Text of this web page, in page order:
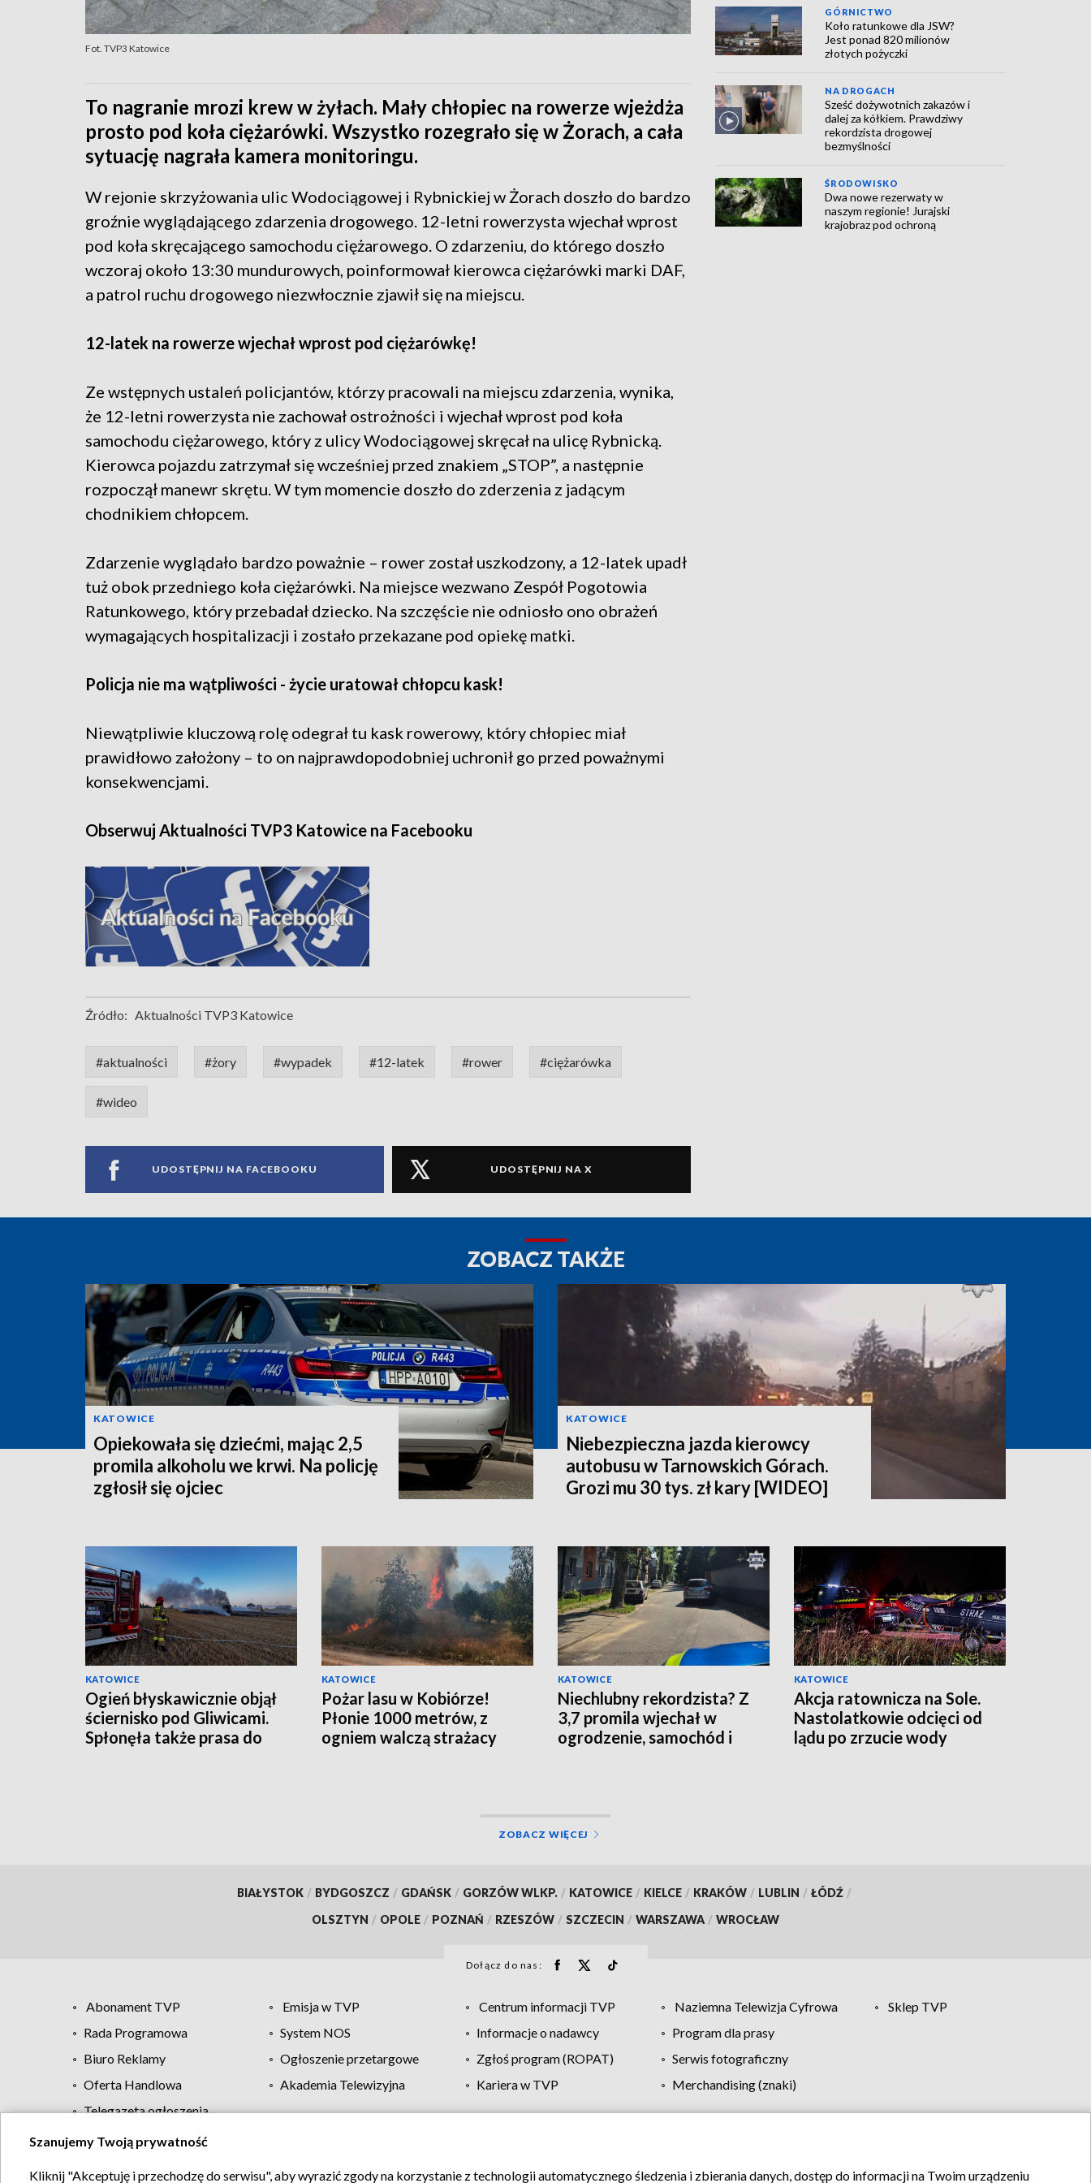
Fot. TVP3 Katowice
To nagranie mrozi krew w żyłach. Mały chłopiec na rowerze wjeżdża
prosto pod koła ciężarówki. Wszystko rozegrało się w Żorach, a cała
sytuację nagrała kamera monitoringu.
W rejonie skrzyżowania ulic Wodociągowej i Rybnickiej w Żorach doszło do bardzo
groźnie wyglądającego zdarzenia drogowego. 12-letni rowerzysta wjechał wprost
pod koła skręcającego samochodu ciężarowego. O zdarzeniu, do którego doszło
wczoraj około 13:30 mundurowych, poinformował kierowca ciężarówki marki DAF,
a patrol ruchu drogowego niezwłocznie zjawił się na miejscu.
12-latek na rowerze wjechał wprost pod ciężarówkę!
Ze wstępnych ustaleń policjantów, którzy pracowali na miejscu zdarzenia, wynika,
że 12-letni rowerzysta nie zachował ostrożności i wjechał wprost pod koła
samochodu ciężarowego, który z ulicy Wodociągowej skręcał na ulicę Rybnicką.
Kierowca pojazdu zatrzymał się wcześniej przed znakiem „STOP”, a następnie
rozpoczął manewr skrętu. W tym momencie doszło do zderzenia z jadącym
chodnikiem chłopcem.
Zdarzenie wyglądało bardzo poważnie – rower został uszkodzony, a 12-latek upadł
tuż obok przedniego koła ciężarówki. Na miejsce wezwano Zespół Pogotowia
Ratunkowego, który przebadał dziecko. Na szczęście nie odniosło ono obrażeń
wymagających hospitalizacji i zostało przekazane pod opiekę matki.
Policja nie ma wątpliwości - życie uratował chłopcu kask!
Niewątpliwie kluczową rolę odegrał tu kask rowerowy, który chłopiec miał
prawidłowo założony – to on najprawdopodobniej uchronił go przed poważnymi
konsekwencjami.
Obserwuj Aktualności TVP3 Katowice na Facebooku
Źródło: Aktualności TVP3 Katowice
#aktualności #żory #wypadek #12-latek #rower #ciężarówka
#wideo
UDOSTĘPNIJ NA FACEBOOKU UDOSTĘPNIJ NA X
GÓRNICTWO
Koło ratunkowe dla JSW?
Jest ponad 820 milionów
złotych pożyczki
NA DROGACH
Sześć dożywotnich zakazów i
dalej za kółkiem. Prawdziwy
rekordzista drogowej
bezmyślności
ŚRODOWISKO
Dwa nowe rezerwaty w
naszym regionie! Jurajski
krajobraz pod ochroną
ZOBACZ TAKŻE
KATOWICE
Opiekowała się dziećmi, mając 2,5
promila alkoholu we krwi. Na policję
zgłosił się ojciec
KATOWICE
Niebezpieczna jazda kierowcy
autobusu w Tarnowskich Górach.
Grozi mu 30 tys. zł kary [WIDEO]
KATOWICE
Ogień błyskawicznie objął
ściernisko pod Gliwicami.
Spłonęła także prasa do
KATOWICE
Pożar lasu w Kobiórze!
Płonie 1000 metrów, z
ogniem walczą strażacy
KATOWICE
Niechlubny rekordzista? Z
3,7 promila wjechał w
ogrodzenie, samochód i
KATOWICE
Akcja ratownicza na Sole.
Nastolatkowie odcięci od
lądu po zrzucie wody
ZOBACZ WIĘCEJ
BIAŁYSTOK / BYDGOSZCZ / GDAŃSK / GORZÓW WLKP. / KATOWICE / KIELCE / KRAKÓW / LUBLIN / ŁÓDŹ /
OLSZTYN / OPOLE / POZNAŃ / RZESZÓW / SZCZECIN / WARSZAWA / WROCŁAW
Dołącz do nas:
Abonament TVP Emisja w TVP Centrum informacji TVP Naziemna Telewizja Cyfrowa
Sklep TVP
Rada Programowa
System NOS Informacje o nadawcy
Program dla prasy
Biuro Reklamy
Ogłoszenie przetargowe Zgłoś program (ROPAT)
Serwis fotograficzny
Oferta Handlowa
Akademia Telewizyjna Kariera w TVP
Merchandising (znaki)
Telegazeta ogłoszenia
Regulamin TVP Polityka prywatności Moje zgody Pomoc Biuro reklamy Kontakt
Szanujemy Twoją prywatność
Kliknij "Akceptuję i przechodzę do serwisu", aby wyrazić zgody na korzystanie z technologii automatycznego śledzenia i zbierania danych, dostęp do informacji na Twoim urządzeniu